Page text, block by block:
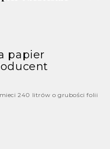
papier
240 litrów o grubości folii